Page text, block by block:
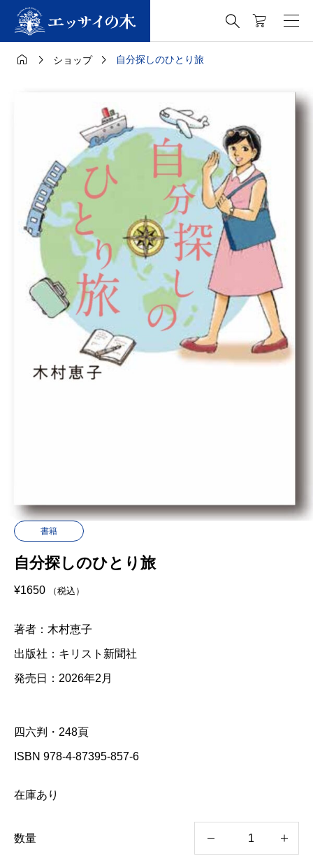

  ショップ  自分探しのひとり旅
書籍
自分探しのひとり旅
¥1650 （税込）
著者：木村恵子
出版社：キリスト新聞社
発売日：2026年2月
四六判・248頁
ISBN 978-4-87395-857-6
在庫あり
数量